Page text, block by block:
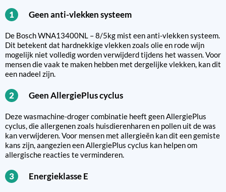
1 Geen anti-vlekken systeem
De Bosch WNA13400NL – 8/5kg mist een anti-vlekken systeem.
Dit betekent dat hardnekkige vlekken zoals olie en rode wijn
mogelijk niet volledig worden verwijderd tijdens het wassen. Voor
mensen die vaak te maken hebben met dergelijke vlekken, kan dit
een nadeel zijn.
2 Geen AllergiePlus cyclus
Deze wasmachine-droger combinatie heeft geen AllergiePlus
cyclus, die allergenen zoals huisdierenharen en pollen uit de was
kan verwijderen. Voor mensen met allergieën kan dit een gemiste
kans zijn, aangezien een AllergiePlus cyclus kan helpen om
allergische reacties te verminderen.
3 Energieklasse E